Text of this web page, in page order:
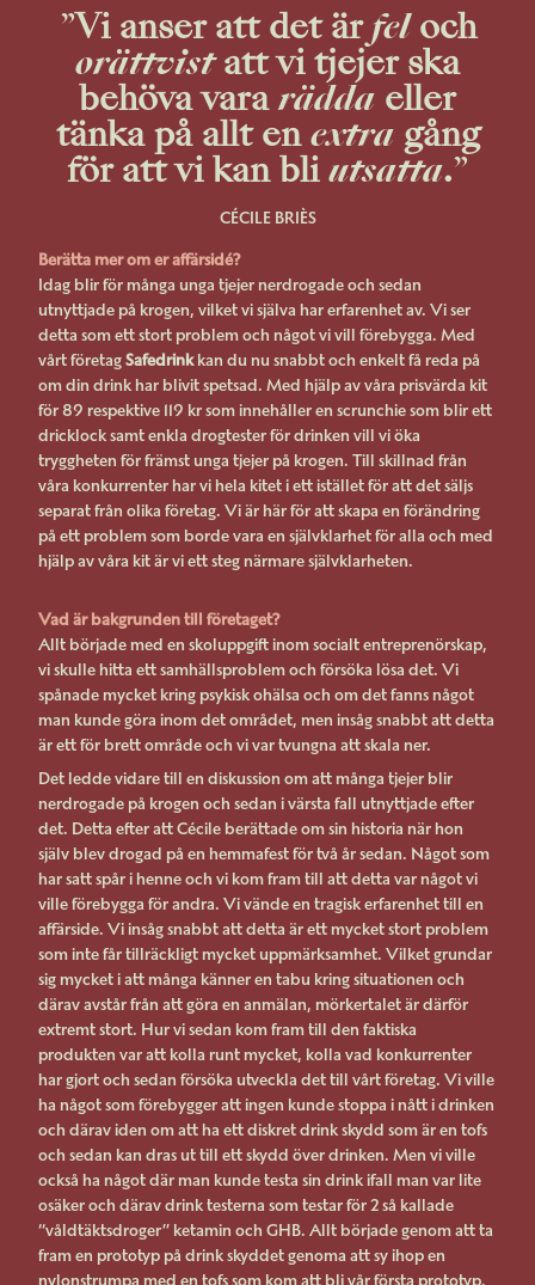
”Vi anser att det ärfeloch
orättvistatt vi tjejer ska
behöva vararädda eller
tänka på allt enextragång
för att vi kan bliutsatta.”
CÉCILE BRIÈS
Berätta mer om er affärsidé?
Idag blir för många unga tjejer nerdrogade och sedan
utnyttjade på krogen, vilket vi själva har erfarenhet av. Vi ser
detta som ett stort problem och något vi vill förebygga. Med
vårt företagSafedrinkkan du nu snabbt och enkelt få reda på
om din drink har blivit spetsad. Med hjälp av våra prisvärda kit
för 89 respektive 119 kr som innehåller en scrunchie som blir ett
dricklock samt enkla drogtester för drinken vill vi öka
tryggheten för främst unga tjejer på krogen. Till skillnad från
våra konkurrenter har vi hela kitet i ett istället för att det säljs
separat från olika företag. Vi är här för att skapa en förändring
på ett problem som borde vara en självklarhet för alla och med
hjälp av våra kit är vi ett steg närmare självklarheten.
Vad är bakgrunden till företaget?
Allt började med en skoluppgift inom socialt entreprenörskap,
vi skulle hitta ett samhällsproblem och försöka lösa det. Vi
spånade mycket kring psykisk ohälsa och om det fanns något
man kunde göra inom det området, men insåg snabbt att detta
är ett för brett område och vi var tvungna att skala ner.
Det ledde vidare till en diskussion om att många tjejer blir
nerdrogade på krogen och sedan i värsta fall utnyttjade efter
det. Detta efter att Cécile berättade om sin historia när hon
själv blev drogad på en hemmafest för två år sedan. Något som
har satt spår i henne och vi kom fram till att detta var något vi
ville förebygga för andra. Vi vände en tragisk erfarenhet till en
affärside. Vi insåg snabbt att detta är ett mycket stort problem
som inte får tillräckligt mycket uppmärksamhet. Vilket grundar
sig mycket i att många känner en tabu kring situationen och
därav avstår från att göra en anmälan, mörkertalet är därför
extremt stort. Hur vi sedan kom fram till den faktiska
produkten var att kolla runt mycket, kolla vad konkurrenter
har gjort och sedan försöka utveckla det till vårt företag. Vi ville
ha något som förebygger att ingen kunde stoppa i nått i drinken
och därav iden om att ha ett diskret drink skydd som är en tofs
och sedan kan dras ut till ett skydd över drinken. Men vi ville
också ha något där man kunde testa sin drink ifall man var lite
osäker och därav drink testerna som testar för 2 så kallade
“våldtäktsdroger” ketamin och GHB. Allt började genom att ta
fram en prototyp på drink skyddet genoma att sy ihop en
nylonstrumpa med en tofs som kom att bli vår första prototyp.